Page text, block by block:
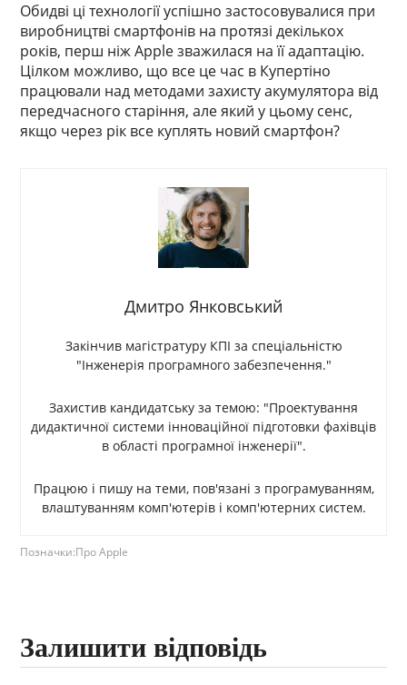
Обидві ці технології успішно застосовувалися при
виробництві смартфонів на протязі декількох
років, перш ніж Apple зважилася на її адаптацію.
Цілком можливо, що все це час в Купертіно
працювали над методами захисту акумулятора від
передчасного старіння, але який у цьому сенс,
якщо через рік все куплять новий смартфон?
Дмитро Янковський
Закінчив магістратуру КПІ за спеціальністю
"Інженерія програмного забезпечення."
Захистив кандидатську за темою: "Проектування
дидактичної системи інноваційної підготовки фахівців
в області програмної інженерії".
Працюю і пишу на теми, пов'язані з програмуванням,
влаштуванням комп'ютерів і комп'ютерних систем.
Позначки:Про Apple
Залишити відповідь